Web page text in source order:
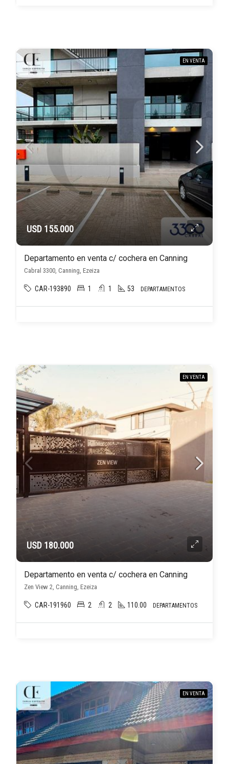
EN VENTA
USD 155.000
Departamento en venta c/ cochera en Canning
Cabral 3300, Canning, Ezeiza
CAR-193890 1 1 53 DEPARTAMENTOS
EN VENTA
USD 180.000
Departamento en venta c/ cochera en Canning
Zen View 2, Canning, Ezeiza
CAR-191960 2 2 110.00 DEPARTAMENTOS
EN VENTA